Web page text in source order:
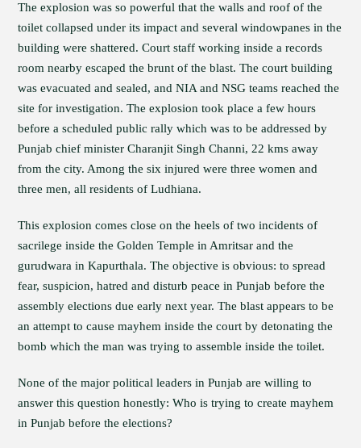
The explosion was so powerful that the walls and roof of the
toilet collapsed under its impact and several windowpanes in the
building were shattered. Court staff working inside a records
room nearby escaped the brunt of the blast. The court building
was evacuated and sealed, and NIA and NSG teams reached the
site for investigation. The explosion took place a few hours
before a scheduled public rally which was to be addressed by
Punjab chief minister Charanjit Singh Channi, 22 kms away
from the city. Among the six injured were three women and
three men, all residents of Ludhiana.
This explosion comes close on the heels of two incidents of
sacrilege inside the Golden Temple in Amritsar and the
gurudwara in Kapurthala. The objective is obvious: to spread
fear, suspicion, hatred and disturb peace in Punjab before the
assembly elections due early next year. The blast appears to be
an attempt to cause mayhem inside the court by detonating the
bomb which the man was trying to assemble inside the toilet.
None of the major political leaders in Punjab are willing to
answer this question honestly: Who is trying to create mayhem
in Punjab before the elections?